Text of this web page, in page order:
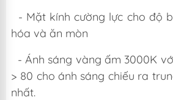
- Mặt kính cường lực cho độ
hóa và ăn mòn
- Ánh sáng vàng ấm 3000K
> 80 cho ánh sáng chiếu ra
nhất.